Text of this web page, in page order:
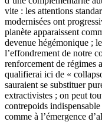
vite : les attentions
modernisées ont
planète apparaissent
devenue hégémonique ;
l’effondrement de notre
renforcement de régimes
qualifierai ici de «
sauraient se substituer
extractivistes ; on peut
contrepoids
comme à l’émergence